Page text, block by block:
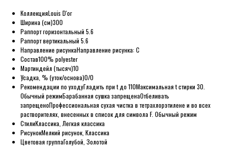
КоллекцияLouis D'or
Ширина (см)300
Раппорт горизонтальный 5.6
Раппорт вертикальный 5.6
Направление рисункаНаправление рисунка: C
Состав100% polyester
Мартиндейл (тысяч)10
Усадка, % (уток/основа)0/0
Рекомендации по уходуГладить при t до 110Максимальная t стирки 30.
Обычный режимБарабанная сушка запрещенаОтбеливать
запрещеноПрофессиональная сухая чистка в тетрахлорэтилене и во всех
растворителях, внесенных в список для символа F. Обычный режим
СтилиКлассика, Легкая классика
РисунокМелкий рисунок, Классика
Цветовая группаГолубой, Золотой